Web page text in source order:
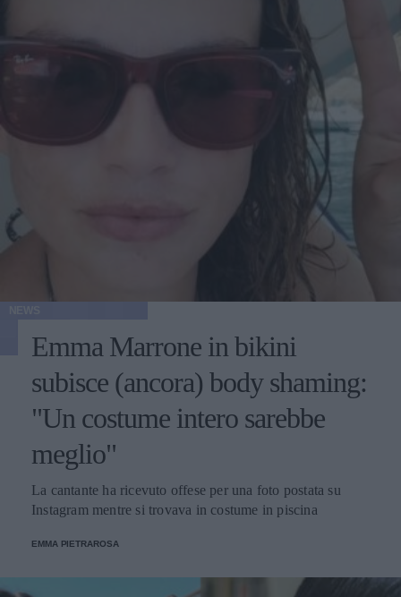
Emma Marrone in bikini
subisce (ancora) body shaming:
"Un costume intero sarebbe
meglio"
La cantante ha ricevuto offese per una foto postata su
Instagram mentre si trovava in costume in piscina
EMMA PIETRAROSA